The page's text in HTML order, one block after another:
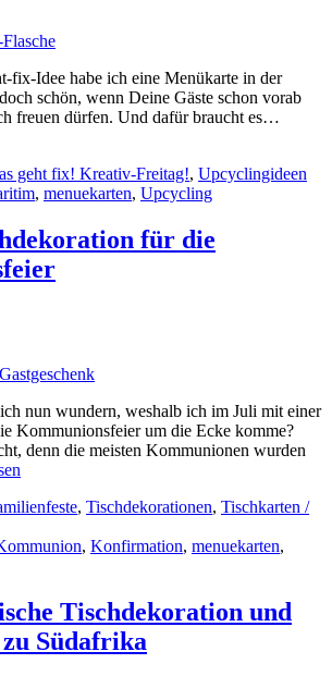
fix-Idee habe ich eine Menükarte in der
schön, wenn Deine Gäste schon vorab
freuen dürfen. Und dafür braucht es…
geht fix! Kreativ-Freitag!, Upcyclingideen
, menuekarten, Upcycling
für die
nun wundern, weshalb ich im Juli mit einer
Kommunionsfeier um die Ecke komme?
denn die meisten Kommunionen wurden
, Tischdekorationen, Tischkarten /
, Konfirmation, menuekarten,
Tischdekoration und
Südafrika